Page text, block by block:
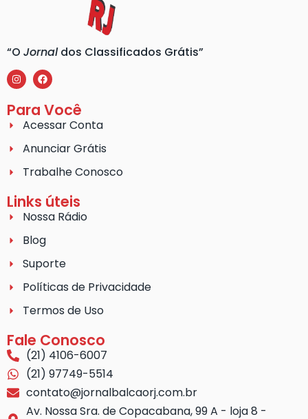
“O Jornaldos Classificados Grátis”
Para Você
Acessar Conta
Anunciar Grátis
Trabalhe Conosco
Links úteis
Nossa Rádio
Blog
Suporte
Políticas de Privacidade
Termos de Uso
Fale Conosco
(21) 4106-6007
(21) 97749-5514
contato@jornalbalcaorj.com.br
Av. Nossa Sra. de Copacabana, 99 A - loja 8 -